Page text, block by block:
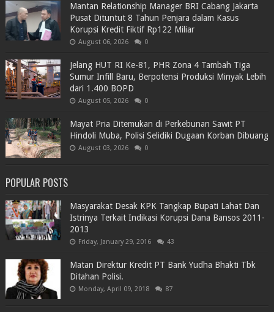
Mantan Relationship Manager BRI Cabang Jakarta
Pusat Dituntut 8 Tahun Penjara dalam Kasus
Korupsi Kredit Fiktif Rp122 Miliar
August 06, 2026 0
Jelang HUT RI Ke-81, PHR Zona 4 Tambah Tiga
Sumur Infill Baru, Berpotensi Produksi Minyak Lebih
dari 1.400 BOPD
August 05, 2026 0
Mayat Pria Ditemukan di Perkebunan Sawit PT
Hindoli Muba, Polisi Selidiki Dugaan Korban Dibuang
August 03, 2026 0
POPULAR POSTS
Masyarakat Desak KPK Tangkap Bupati Lahat Dan
Istrinya Terkait Indikasi Korupsi Dana Bansos 2011-
2013
Friday, January 29, 2016 43
Matan Direktur Kredit PT Bank Yudha Bhakti Tbk
Ditahan Polisi.
Monday, April 09, 2018 87